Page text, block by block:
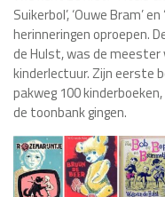
Suikerbol’, ‘Ouwe Bram’
herinneringen oproepen.
de Hulst, was de
kinderlectuur. Zijn eerste
pakweg 100
de toonbank gingen.